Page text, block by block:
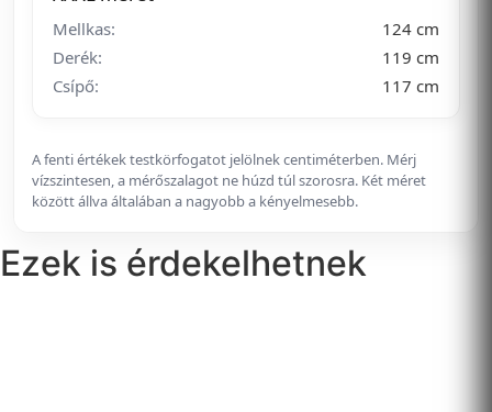
Mellkas:
124 cm
Derék:
119 cm
Csípő:
117 cm
A fenti értékek testkörfogatot jelölnek centiméterben. Mérj
vízszintesen, a mérőszalagot ne húzd túl szorosra. Két méret
között állva általában a nagyobb a kényelmesebb.
Ezek is érdekelhetnek